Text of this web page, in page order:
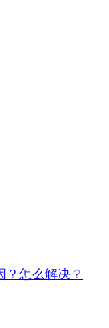
？怎么解决？